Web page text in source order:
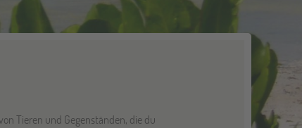
Tieren und Gegenständen, die du